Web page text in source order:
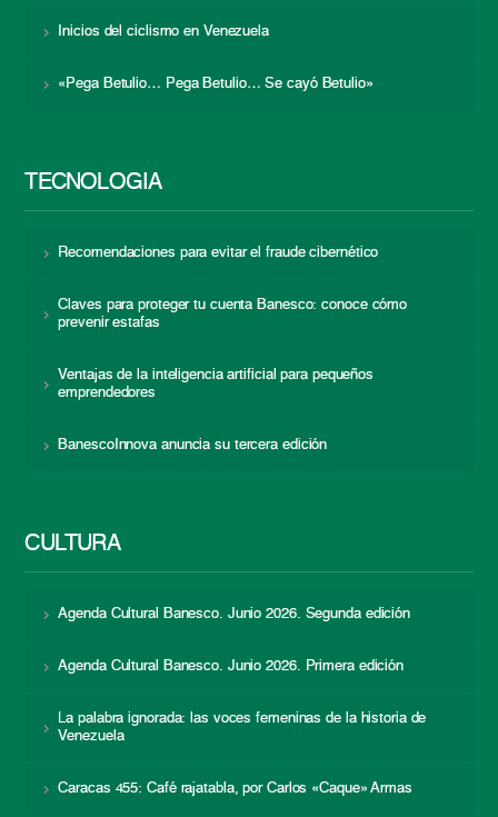
Inicios del ciclismo en Venezuela
«Pega Betulio… Pega Betulio… Se cayó Betulio»
TECNOLOGÍA
Recomendaciones para evitar el fraude cibernético
Claves para proteger tu cuenta Banesco: conoce cómo
prevenir estafas
Ventajas de la inteligencia artificial para pequeños
emprendedores
BanescoInnova anuncia su tercera edición
CULTURA
Agenda Cultural Banesco. Junio 2026. Segunda edición
Agenda Cultural Banesco. Junio 2026. Primera edición
La palabra ignorada: las voces femeninas de la historia de
Venezuela
Caracas 455: Café rajatabla, por Carlos «Caque» Armas